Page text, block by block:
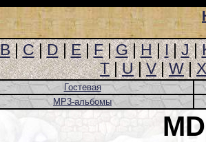
B|C|D|E|F|G|H|I|J|
T|U|V|W|X
Гостевая
MP3-альбомы